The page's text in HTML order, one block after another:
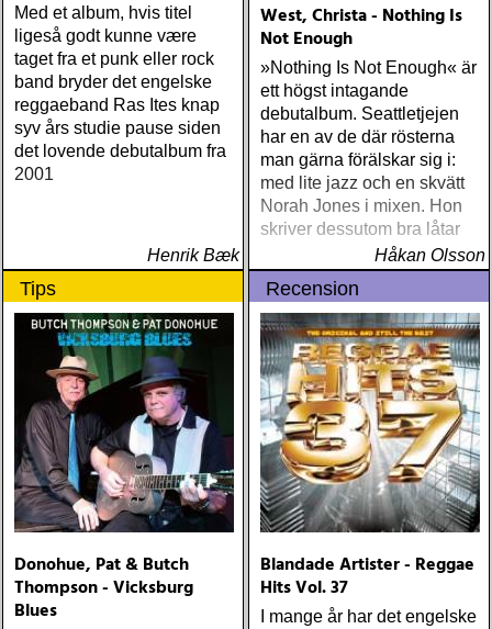
Med et album, hvis titel
ligeså godt kunne være
taget fra et punk eller rock
band bryder det engelske
reggaeband Ras Ites knap
syv års studie pause siden
det lovende debutalbum fra
2001
Henrik Bæk
West, Christa - Nothing Is
Not Enough
»Nothing Is Not Enough« är
ett högst intagande
debutalbum. Seattletjejen
har en av de där rösterna
man gärna förälskar sig i:
med lite jazz och en skvätt
Norah Jones i mixen. Hon
skriver dessutom bra låtar
Håkan Olsson
Tips
Donohue, Pat & Butch
Thompson - Vicksburg
Blues
Recension
Blandade Artister - Reggae
Hits Vol. 37
I mange år har det engelske